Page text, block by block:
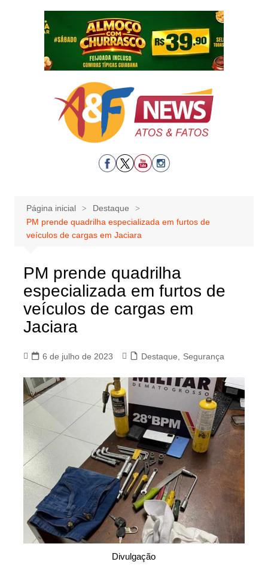
Página inicial
Destaque
PM prende quadrilha especializada em furtos de
veículos de cargas em Jaciara
PM prende quadrilha
especializada em furtos de
veículos de cargas em
Jaciara
6 de julho de 2023 Destaque Segurança
Divulgação